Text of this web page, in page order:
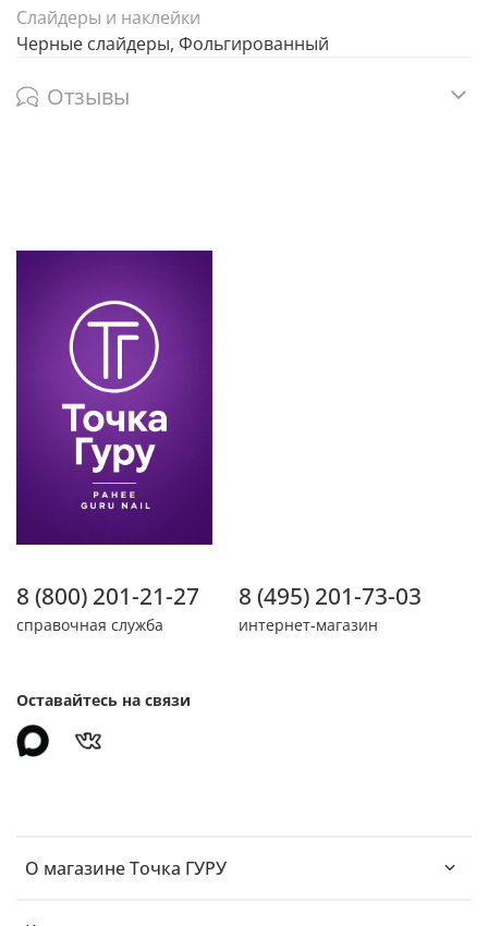
Слайдеры и наклейки
Черные слайдеры, Фольгированный
Отзывы
О магазине Точка ГУРУ
8 (800) 201-21-27
справочная служба
8 (495) 201-73-03
интернет-магазин
Оставайтесь на связи